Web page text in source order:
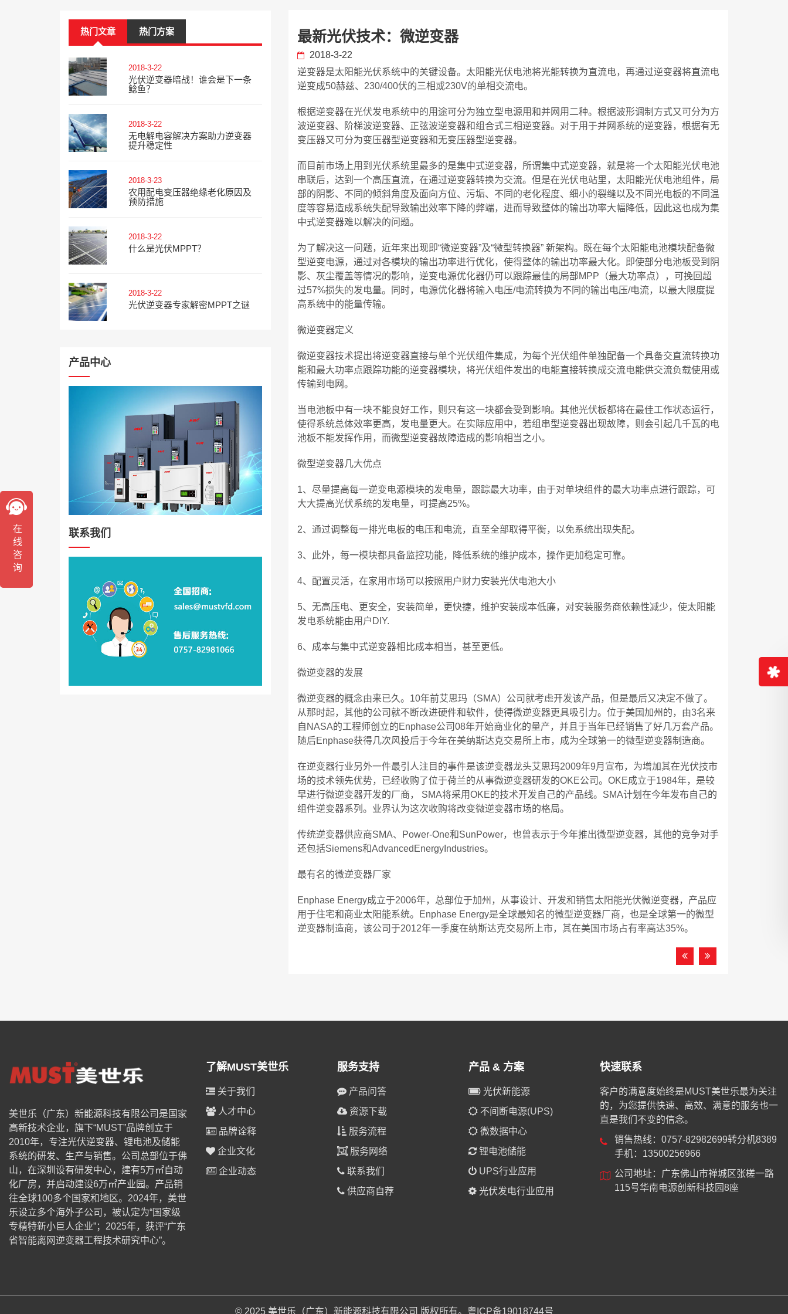
最新光伏技术：微逆变器
2018-3-22
逆变器是太阳能光伏系统中的关键设备。太阳能光伏电池将光能转换为直流电，再通过逆变器将直流电
逆变成50赫兹、230/400伏的三相或230V的单相交流电。
根据逆变器在光伏发电系统中的用途可分为独立型电源用和并网用二种。根据波形调制方式又可分为方
波逆变器、阶梯波逆变器、正弦波逆变器和组合式三相逆变器。对于用于并网系统的逆变器，根据有无
变压器又可分为变压器型逆变器和无变压器型逆变器。
而目前市场上用到光伏系统里最多的是集中式逆变器，所谓集中式逆变器，就是将一个太阳能光伏电池
串联后，达到一个高压直流，在通过逆变器转换为交流。但是在光伏电站里，太阳能光伏电池组件，局
部的阴影、不同的倾斜角度及面向方位、污垢、不同的老化程度、细小的裂缝以及不同光电板的不同温
度等容易造成系统失配导致输出效率下降的弊端，进而导致整体的输出功率大幅降低，因此这也成为集
中式逆变器难以解决的问题。
为了解决这一问题，近年来出现即“微逆变器”及“微型转换器” 新架构。既在每个太阳能电池模块配备微
型逆变电源，通过对各模块的输出功率进行优化，使得整体的输出功率最大化。即使部分电池板受到阴
影、灰尘覆盖等情况的影响，逆变电源优化器仍可以跟踪最佳的局部MPP（最大功率点），可挽回超
过57%损失的发电量。同时，电源优化器将输入电压/电流转换为不同的输出电压/电流，以最大限度提
高系统中的能量传输。
微逆变器定义
微逆变器技术提出将逆变器直接与单个光伏组件集成，为每个光伏组件单独配备一个具备交直流转换功
能和最大功率点跟踪功能的逆变器模块，将光伏组件发出的电能直接转换成交流电能供交流负载使用或
传输到电网。
当电池板中有一块不能良好工作，则只有这一块都会受到影响。其他光伏板都将在最佳工作状态运行，
使得系统总体效率更高，发电量更大。在实际应用中，若组串型逆变器出现故障，则会引起几千瓦的电
池板不能发挥作用，而微型逆变器故障造成的影响相当之小。
微型逆变器几大优点
1、尽量提高每一逆变电源模块的发电量，跟踪最大功率，由于对单块组件的最大功率点进行跟踪，可
大大提高光伏系统的发电量，可提高25%。
2、通过调整每一排光电板的电压和电流，直至全部取得平衡，以免系统出现失配。
3、此外，每一模块都具备监控功能，降低系统的维护成本，操作更加稳定可靠。
4、配置灵活，在家用市场可以按照用户财力安装光伏电池大小
5、无高压电、更安全，安装简单，更快捷，维护安装成本低廉，对安装服务商依赖性减少，使太阳能
发电系统能由用户DIY.
6、成本与集中式逆变器相比成本相当，甚至更低。
微逆变器的发展
微逆变器的概念由来已久。10年前艾思玛（SMA）公司就考虑开发该产品，但是最后又决定不做了。
从那时起，其他的公司就不断改进硬件和软件，使得微逆变器更具吸引力。位于美国加州的，由3名来
自NASA的工程师创立的Enphase公司08年开始商业化的量产，并且于当年已经销售了好几万套产品。
随后Enphase获得几次风投后于今年在美纳斯达克交易所上市，成为全球第一的微型逆变器制造商。
在逆变器行业另外一件最引人注目的事件是该逆变器龙头艾思玛2009年9月宣布，为增加其在光伏技市
场的技术领先优势，已经收购了位于荷兰的从事微逆变器研发的OKE公司。OKE成立于1984年，是较
早进行微逆变器开发的厂商， SMA将采用OKE的技术开发自己的产品线。SMA计划在今年发布自己的
组件逆变器系列。业界认为这次收购将改变微逆变器市场的格局。
传统逆变器供应商SMA、Power-One和SunPower，也曾表示于今年推出微型逆变器，其他的竞争对手
还包括Siemens和AdvancedEnergyIndustries。
最有名的微逆变器厂家
Enphase Energy成立于2006年，总部位于加州，从事设计、开发和销售太阳能光伏微逆变器，产品应
用于住宅和商业太阳能系统。Enphase Energy是全球最知名的微型逆变器厂商，也是全球第一的微型
逆变器制造商，该公司于2012年一季度在纳斯达克交易所上市，其在美国市场占有率高达35%。
热门文章 热门方案
2018-3-22
光伏逆变器暗战！谁会是下一条
鲶鱼？
2018-3-22
无电解电容解决方案助力逆变器
提升稳定性
2018-3-23
农用配电变压器绝缘老化原因及
预防措施
2018-3-22
什么是光伏MPPT？
2018-3-22
光伏逆变器专家解密MPPT之谜
产品中心
联系我们
美世乐（广东）新能源科技有限公司是国家
高新技术企业，旗下“MUST”品牌创立于
2010年，专注光伏逆变器、锂电池及储能
系统的研发、生产与销售。公司总部位于佛
山，在深圳设有研发中心，建有5万㎡自动
化厂房，并启动建设6万㎡产业园。产品销
往全球100多个国家和地区。2024年，美世
乐设立多个海外子公司，被认定为“国家级
专精特新小巨人企业”；2025年，获评“广东
省智能离网逆变器工程技术研究中心”。
了解MUST美世乐
关于我们
人才中心
品牌诠释
企业文化
企业动态
服务支持
产品问答
资源下载
服务流程
服务网络
联系我们
供应商自荐
产品 & 方案
光伏新能源
不间断电源(UPS)
微数据中心
锂电池储能
UPS行业应用
光伏发电行业应用
快速联系
客户的满意度始终是MUST美世乐最为关注
的，为您提供快速、高效、满意的服务也一
直是我们不变的信念。
销售热线：0757-82982699转分机8389
手机：13500256966
公司地址：广东佛山市禅城区张槎一路
115号华南电源创新科技园8座
© 2025 美世乐（广东）新能源科技有限公司 版权所有。 粤ICP备19018744号
在线咨询